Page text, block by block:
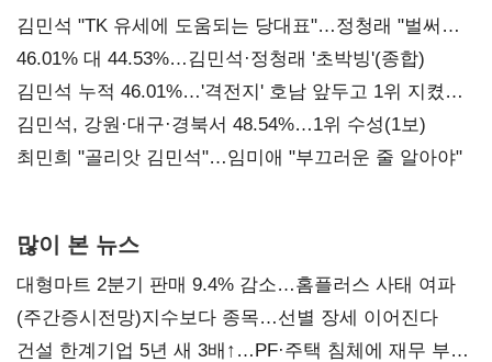
김민석 "TK 유세에 도움되는 당대표"…정청래 "벌써
대표된 양 당직 배분"
46.01% 대 44.53%…김민석·정청래 '초박빙'(종합)
김민석 누적 46.01%…'격전지' 호남 앞두고 1위 지켰다
(2보)
김민석, 강원·대구·경북서 48.54%…1위 수성(1보)
최민희 "골리앗 김민석"…임미애 "부끄러운 줄 알아야"
많이 본 뉴스
대형마트 2분기 판매 9.4% 감소…홈플러스 사태 여파
(주간증시전망)지수보다 종목…선별 장세 이어진다
건설 한계기업 5년 새 3배↑…PF·주택 침체에 재무 부담